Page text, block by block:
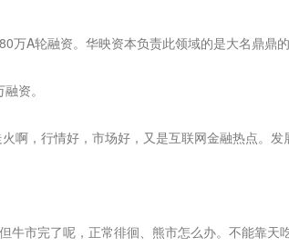
A轮融资。华映资本负责此领域的是大名鼎鼎
资。
，行情好，市场好，又是互联网金融热点。发
完了呢，正常徘徊、熊市怎么办。不能靠天